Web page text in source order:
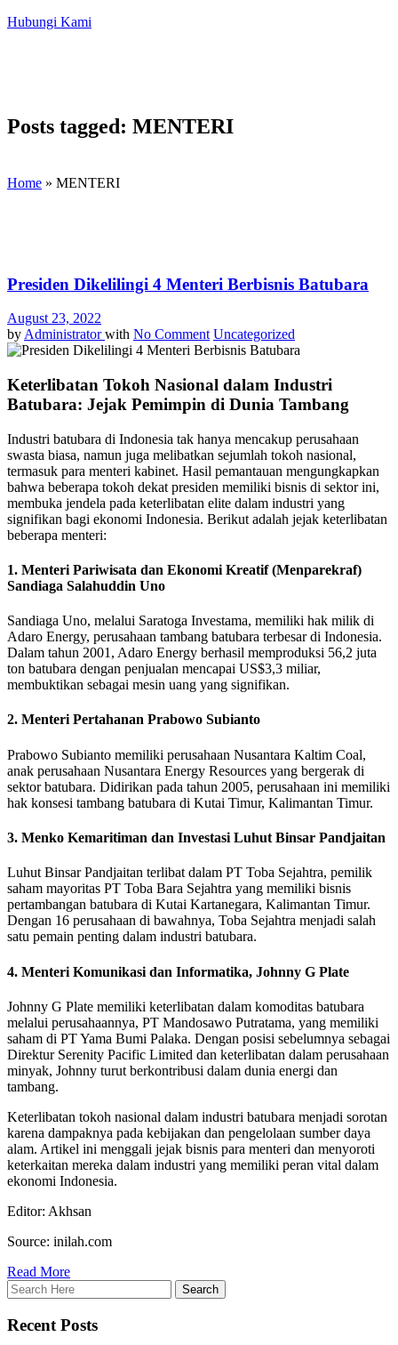
Hubungi Kami
Home » MENTERI
Posts tagged: MENTERI
Presiden Dikelilingi 4 Menteri Berbisnis Batubara
August 23, 2022
by Administratorwith No Comment Uncategorized
Keterlibatan Tokoh Nasional dalam Industri
Batubara: Jejak Pemimpin di Dunia Tambang
Industri batubara di Indonesia tak hanya mencakup perusahaan
swasta biasa, namun juga melibatkan sejumlah tokoh nasional,
termasuk para menteri kabinet. Hasil pemantauan mengungkapkan
bahwa beberapa tokoh dekat presiden memiliki bisnis di sektor ini,
membuka jendela pada keterlibatan elite dalam industri yang
signifikan bagi ekonomi Indonesia. Berikut adalah jejak keterlibatan
beberapa menteri:
1. Menteri Pariwisata dan Ekonomi Kreatif (Menparekraf)
Sandiaga Salahuddin Uno
Sandiaga Uno, melalui Saratoga Investama, memiliki hak milik di
Adaro Energy, perusahaan tambang batubara terbesar di Indonesia.
Dalam tahun 2001, Adaro Energy berhasil memproduksi 56,2 juta
ton batubara dengan penjualan mencapai US$3,3 miliar,
membuktikan sebagai mesin uang yang signifikan.
2. Menteri Pertahanan Prabowo Subianto
Prabowo Subianto memiliki perusahaan Nusantara Kaltim Coal,
anak perusahaan Nusantara Energy Resources yang bergerak di
sektor batubara. Didirikan pada tahun 2005, perusahaan ini memiliki
hak konsesi tambang batubara di Kutai Timur, Kalimantan Timur.
3. Menko Kemaritiman dan Investasi Luhut Binsar Pandjaitan
Luhut Binsar Pandjaitan terlibat dalam PT Toba Sejahtra, pemilik
saham mayoritas PT Toba Bara Sejahtra yang memiliki bisnis
pertambangan batubara di Kutai Kartanegara, Kalimantan Timur.
Dengan 16 perusahaan di bawahnya, Toba Sejahtra menjadi salah
satu pemain penting dalam industri batubara.
4. Menteri Komunikasi dan Informatika, Johnny G Plate
Johnny G Plate memiliki keterlibatan dalam komoditas batubara
melalui perusahaannya, PT Mandosawo Putratama, yang memiliki
saham di PT Yama Bumi Palaka. Dengan posisi sebelumnya sebagai
Direktur Serenity Pacific Limited dan keterlibatan dalam perusahaan
minyak, Johnny turut berkontribusi dalam dunia energi dan
tambang.
Keterlibatan tokoh nasional dalam industri batubara menjadi sorotan
karena dampaknya pada kebijakan dan pengelolaan sumber daya
alam. Artikel ini menggali jejak bisnis para menteri dan menyoroti
keterkaitan mereka dalam industri yang memiliki peran vital dalam
ekonomi Indonesia.
Editor: Akhsan
Source: inilah.com
Read More
Recent Posts